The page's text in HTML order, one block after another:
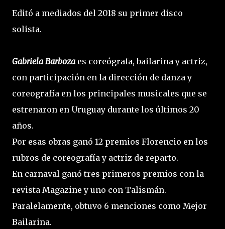
Editó a mediados del 2018 su primer disco
solista.
Gabriela Barboza es coreógrafa, bailarina y actriz,
con participación en la dirección de danza y
coreografía en los principales musicales que se
estrenaron en Uruguay durante los últimos 20
años.
Por esas obras ganó 12 premios Florencio en los
rubros de coreografía y actriz de reparto.
En carnaval ganó tres primeros premios con la
revista Magazine y uno con Talismán.
Paralelamente, obtuvo 6 menciones como Mejor
Bailarina.